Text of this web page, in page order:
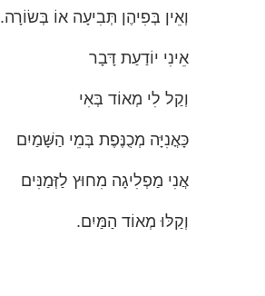
וְאֵין בְּפִיהֶן תְּבִיעָה אוֹ בְּשׂוֹרָה.
אֵינִי יוֹדַעַת דָּבָר
וְקַל לִי מְאוֹד בְּאִי
כָּאֳנִיָּה מְכֻנֶּפֶת בְּמֵי הַשָּׁמַיִם
אֲנִי מַפְלִיגָה מִחוּץ לַזְּמַנִּים
וְקַלּוּ מְאוֹד הַמַּיִם.